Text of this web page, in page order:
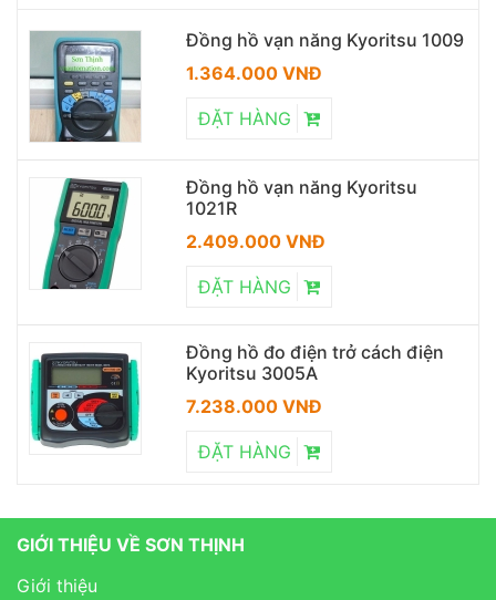
Đồng hồ vạn năng Kyoritsu 1009
1.364.000 VNĐ
ĐẶT HÀNG
Đồng hồ vạn năng Kyoritsu
1021R
2.409.000 VNĐ
ĐẶT HÀNG
Đồng hồ đo điện trở cách điện
Kyoritsu 3005A
7.238.000 VNĐ
ĐẶT HÀNG
GIỚI THIỆU VỀ SƠN THỊNH
Giới thiệu